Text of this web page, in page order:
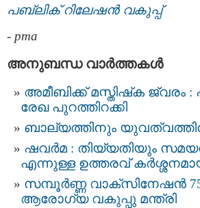
പബ്ലിക് റിലേഷന്‍ വകുപ്പ്
- pma
അനുബന്ധ വാര്‍ത്തകള്‍
അമീബിക്ക് മസ്തിഷ്‌ക ജ്വരം :
രേഖ പുറത്തിറക്കി
ബാല്യത്തിനും
ഷവർമ : തിയ്യതിയും
എന്നുള്ള ഉത്തരവ്
സമ്പൂർണ്ണ വാക്സിനേഷൻ 75
ആരോഗ്യ വകുപ്പു മന്ത്രി